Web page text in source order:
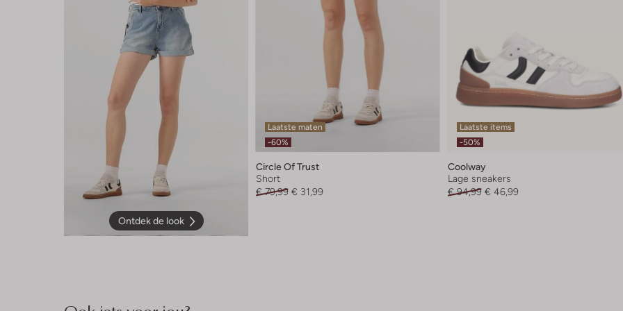
Ontdek de look
Laatste maten
-60%
Circle Of Trust
Short
€ 79,99 € 31,99
Laatste items
-50%
Coolway
Lage sneakers
€ 94,99 € 46,99